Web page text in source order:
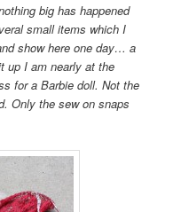
big has happened
small items which I
show here one day… a
up I am nearly at the
for a Barbie doll. Not the
Only the sew on snaps